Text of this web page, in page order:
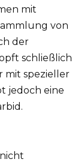
mit
von
der
schließlich
mit spezieller
jedoch eine